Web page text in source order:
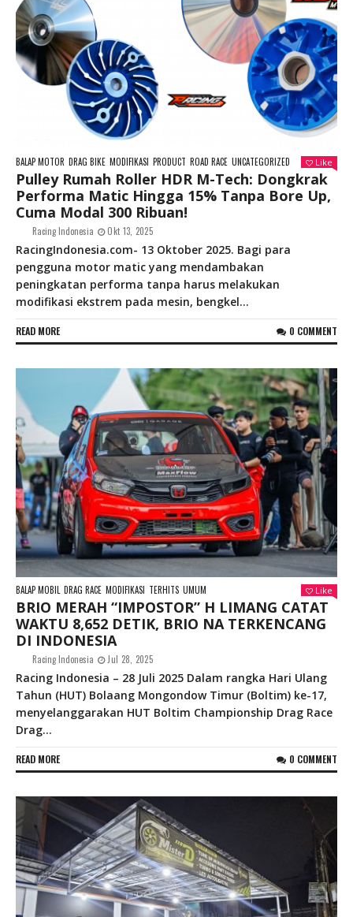
BALAP MOTOR DRAG BIKE MODIFIKASI PRODUCT ROAD RACE UNCATEGORIZED Like
Pulley Rumah Roller HDR M-Tech: Dongkrak
Performa Matic Hingga 15% Tanpa Bore Up,
Cuma Modal 300 Ribuan!
Racing Indonesia Okt 13, 2025
RacingIndonesia.com- 13 Oktober 2025. Bagi para
pengguna motor matic yang mendambakan
peningkatan performa tanpa harus melakukan
modifikasi ekstrem pada mesin, bengkel...
READ MORE 0 COMMENT
BALAP MOBIL DRAG RACE MODIFIKASI TERHITS UMUM Like
BRIO MERAH “IMPOSTOR” H LIMANG CATAT
WAKTU 8,652 DETIK, BRIO NA TERKENCANG
DI INDONESIA
Racing Indonesia Jul 28, 2025
Racing Indonesia – 28 Juli 2025 Dalam rangka Hari Ulang
Tahun (HUT) Bolaang Mongondow Timur (Boltim) ke-17,
menyelanggarakan HUT Boltim Championship Drag Race
Drag...
READ MORE 0 COMMENT